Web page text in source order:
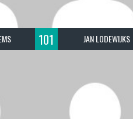
101 JAN LODEWIJKS